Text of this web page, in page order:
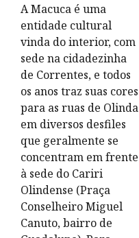
A Macuca é uma
entidade cultural
vinda do interior, com
sede na cidadezinha
de Correntes, e todos
os anos traz suas cores
para as ruas de Olinda
em diversos desfiles
que geralmente se
concentram em frente
à sede do Cariri
Olindense (Praça
Conselheiro Miguel
Canuto, bairro de